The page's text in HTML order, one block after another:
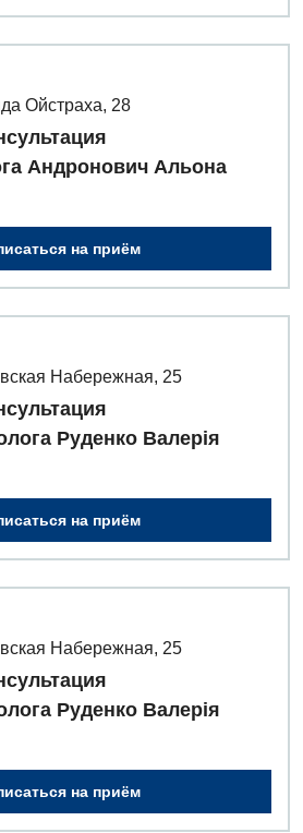
Ойстраха, 28
Андронович Альона
на приём
Набережная, 25
Руденко Валерія
на приём
Набережная, 25
Руденко Валерія
на приём